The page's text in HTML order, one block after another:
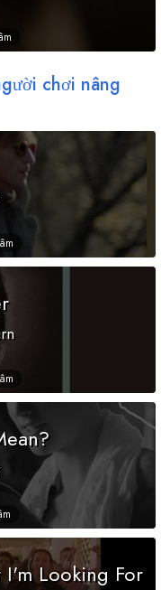
chơi nâng
I'm Looking For